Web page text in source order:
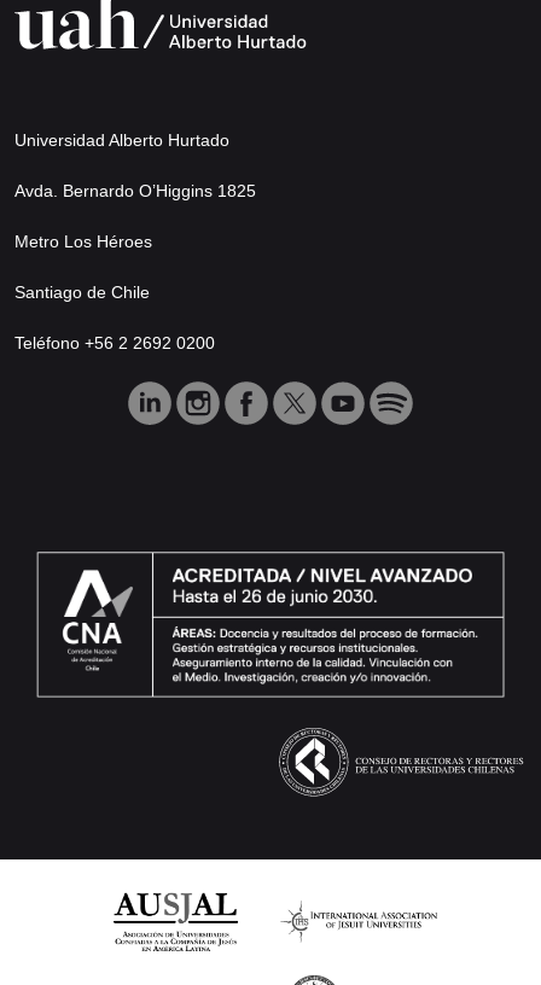
Universidad Alberto Hurtado
Avda. Bernardo O’Higgins 1825
Metro Los Héroes
Santiago de Chile
Teléfono +56 2 2692 0200